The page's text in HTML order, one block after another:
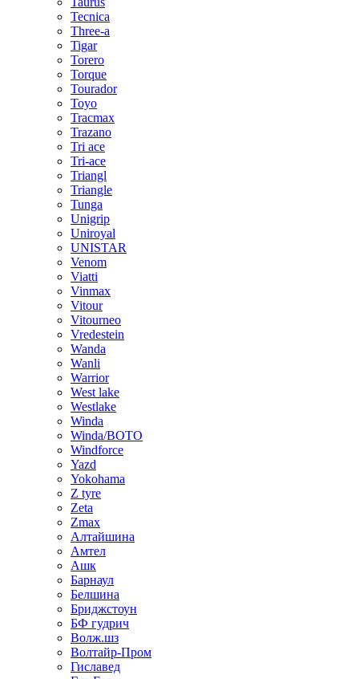
Tecnica
Three-a
Tigar
Torero
Torque
Tourador
Toyo
Tracmax
Trazano
Tri ace
Tri-ace
Triangl
Triangle
Tunga
Unigrip
Uniroyal
UNISTAR
Venom
Viatti
Vinmax
Vitour
Vitourneo
Vredestein
Wanda
Wanli
Warrior
West lake
Westlake
Winda
Winda/BOTO
Windforce
Yazd
Yokohama
Z tyre
Zeta
Zmax
Алтайшина
Амтел
Ашк
Барнаул
Белшина
Бриджстоун
БФ гудрич
Волж.шз
Волтайр-Пром
Гиславед